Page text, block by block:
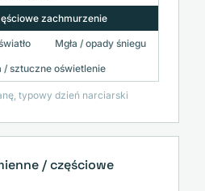
zachmurzenie
Mgła / opady śniegu
/ sztuczne oświetlenie
typowy dzień narciarski
/ częściowe